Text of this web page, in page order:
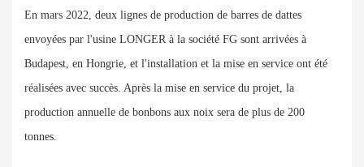
En mars 2022, deux lignes de production de barres de dattes
envoyées par l'usine LONGER à la société FG sont arrivées à
Budapest, en Hongrie, et l'installation et la mise en service ont été
réalisées avec succès. Après la mise en service du projet, la
production annuelle de bonbons aux noix sera de plus de 200
tonnes.